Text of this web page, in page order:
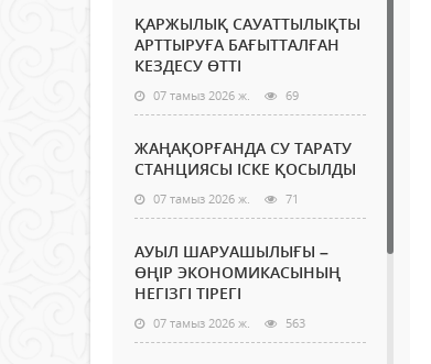
ҚАРЖЫЛЫҚ САУАТТЫЛЫҚТЫ
АРТТЫРУҒА БАҒЫТТАЛҒАН
КЕЗДЕСУ ӨТТІ
07 тамыз 2026 ж. 69
ЖАҢАҚОРҒАНДА СУ ТАРАТУ
СТАНЦИЯСЫ ІСКЕ ҚОСЫЛДЫ
07 тамыз 2026 ж. 71
АУЫЛ ШАРУАШЫЛЫҒЫ –
ӨҢІР ЭКОНОМИКАСЫНЫҢ
НЕГІЗГІ ТІРЕГІ
07 тамыз 2026 ж. 563